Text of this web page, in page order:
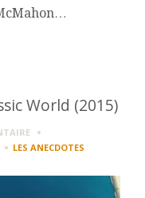
World (2015)
LES ANECDOTES